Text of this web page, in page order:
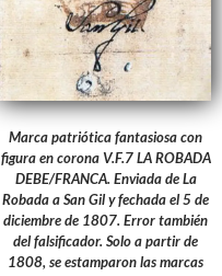
Marca patriótica fantasiosa con
figura en corona V.F.7 LA ROBADA
DEBE/FRANCA. Enviada de La
Robada a San Gil y fechada el 5 de
diciembre de 1807. Error también
del falsificador. Solo a partir de
1808, se estamparon las marcas